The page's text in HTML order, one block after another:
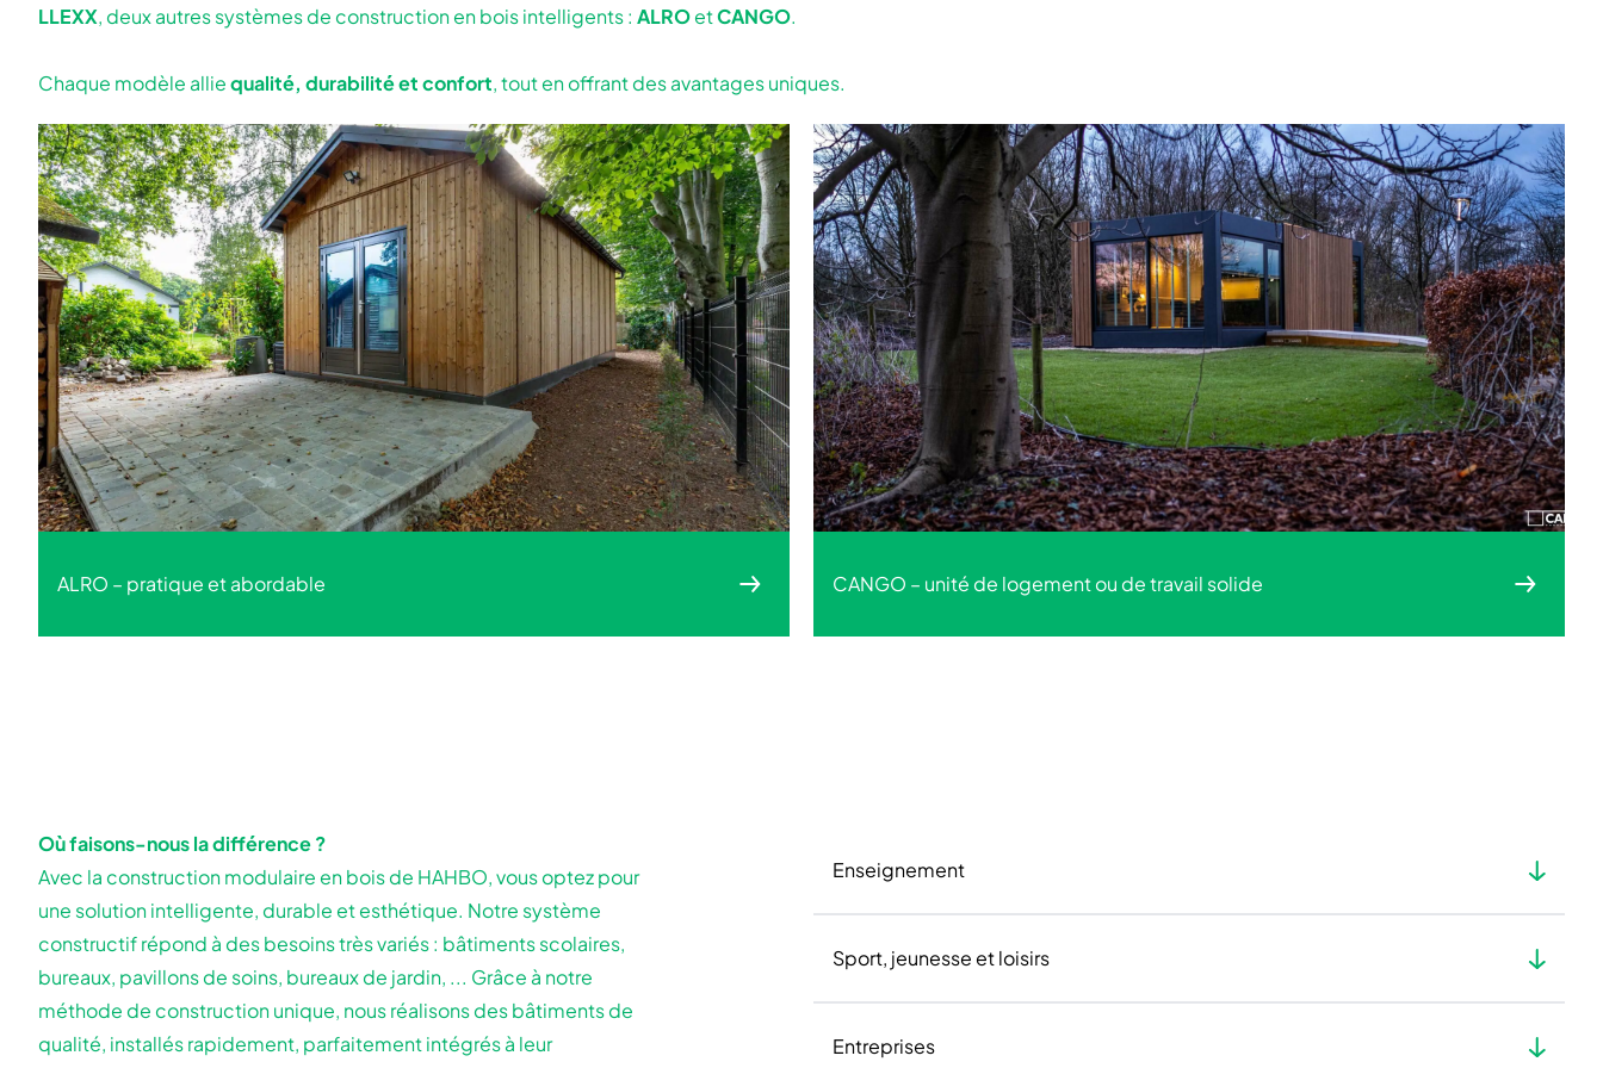
LLEXX, deux autres systèmes de construction en bois intelligents : ALROetCANGO.
Chaque modèle alliequalité, durabilité et confort, tout en offrant des avantages uniques.
ALRO – pratique et abordable CANGO – unité de logement ou de travail solide
Où faisons-nous la différence ?
Avec la construction modulaire en bois de HAHBO, vous optez pour
une solution intelligente, durable et esthétique. Notre système
constructif répond à des besoins très variés : bâtiments scolaires,
bureaux, pavillons de soins, bureaux de jardin, ... Grâce à notre
méthode de construction unique, nous réalisons des bâtiments de
qualité, installés rapidement, parfaitement intégrés à leur
Enseignement
Sport, jeunesse et loisirs
Entreprises